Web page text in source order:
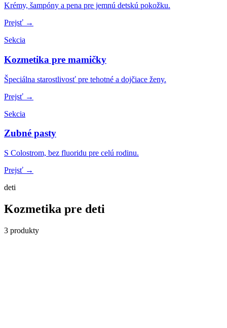
Krémy, šampóny a pena pre jemnú detskú pokožku.
Prejsť →
Sekcia
Kozmetika pre mamičky
Špeciálna starostlivosť pre tehotné a dojčiace ženy.
Prejsť →
Sekcia
Zubné pasty
S Colostrom, bez fluoridu pre celú rodinu.
Prejsť →
deti
Kozmetika pre deti
3 produkty